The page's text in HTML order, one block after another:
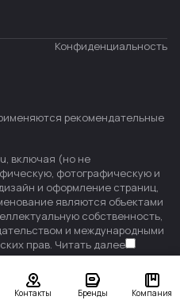
Контакты Бренды Компания
Конфиденциальность
рекомендательные
включая (но не
фотографическую и
и оформление страниц,
являются объектами
собственность,
и международными
прав. Читать далее